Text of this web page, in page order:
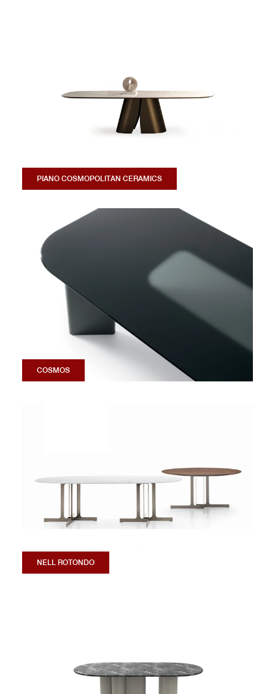
PIANO COSMOPOLITAN CERAMICS
COSMOS
NELL ROTONDO